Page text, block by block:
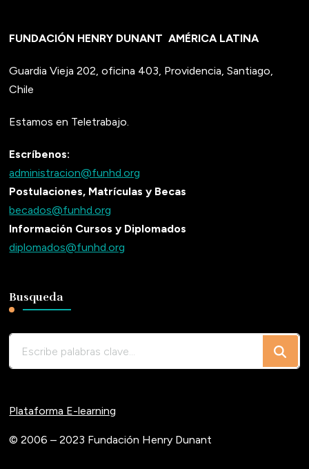
FUNDACIÓN HENRY DUNANTAMÉRICA LATINA
Guardia Vieja 202, oficina 403, Providencia, Santiago,
Chile
Estamos en Teletrabajo.
Escríbenos:
administracion@funhd.org
Postulaciones, Matrículas y Becas
becados@funhd.org
Información Cursos y Diplomados
diplomados@funhd.org
Busqueda
Plataforma E-learning
© 2006 – 2023 Fundación Henry Dunant